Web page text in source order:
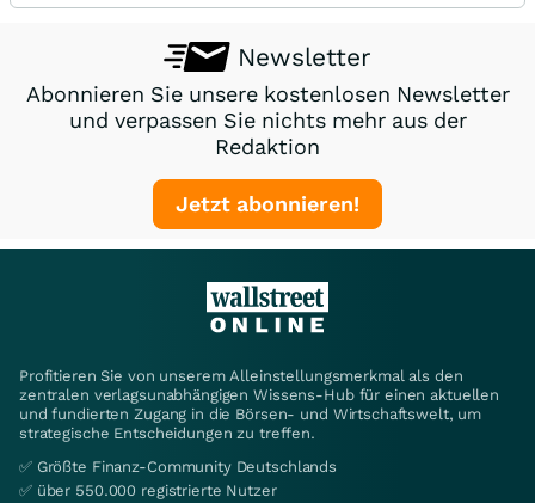
Newsletter
Abonnieren Sie unsere kostenlosen Newsletter
und verpassen Sie nichts mehr aus der
Redaktion
Jetzt abonnieren!
Profitieren Sie von unserem Alleinstellungsmerkmal als den
zentralen verlagsunabhängigen Wissens-Hub für einen aktuellen
und fundierten Zugang in die Börsen- und Wirtschaftswelt, um
strategische Entscheidungen zu treffen.
✅ Größte Finanz-Community Deutschlands
✅ über 550.000 registrierte Nutzer